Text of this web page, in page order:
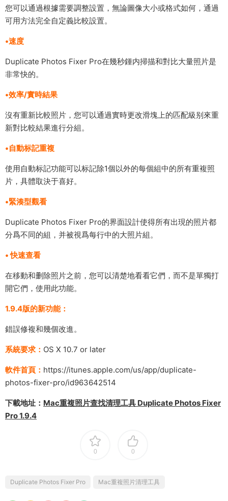
您可以通過根據需要調整設置，無論圖像大小或格式如何，通過
可用方法完全自定義比較設置。
•速度
Duplicate Photos Fixer Pro在幾秒鍾内掃描和對比大量照片是
非常快的。
•效率/實時結果
沒有重新比較照片，您可以通過實時更改滑塊上的匹配級别來重
新對比較結果進行分組。
•自動标記重複
使用自動标記功能可以标記除1個以外的每個組中的所有重複照
片，具體取決于喜好。
•緊湊型觀看
Duplicate Photos Fixer Pro的界面設計使得所有出現的照片都
分爲不同的組，并被視爲每行中的大照片組。
• 快速查看
在移動和删除照片之前，您可以清楚地看看它們，而不是單獨打
開它們，使用此功能。
1.9.4版的新功能：
錯誤修複和幾個改進。
系統要求： OS X 10.7 or later
軟件首頁： https://itunes.apple.com/us/app/duplicate-
photos-fixer-pro/id963642514
下載地址： Mac重複照片查找清理工具 Duplicate Photos Fixer
Pro 1.9.4
0 0
Duplicate Photos Fixer Pro Mac重複照片清理工具